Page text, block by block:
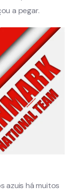
a pegar.
azuis há muitos